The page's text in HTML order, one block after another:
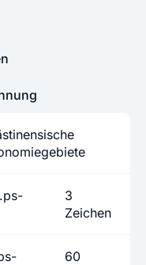
3
Zeichen
60